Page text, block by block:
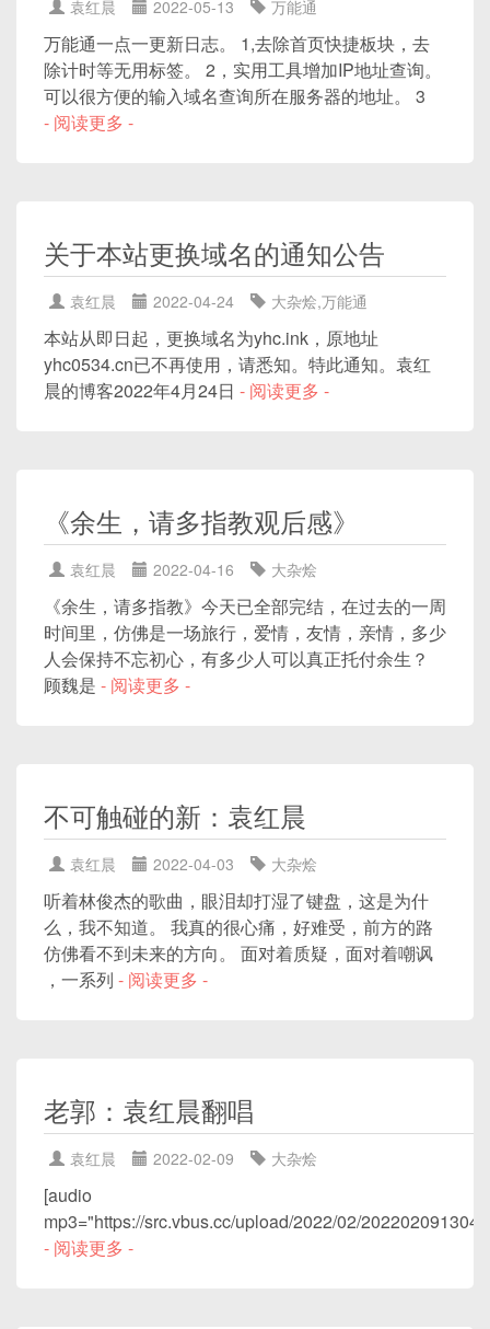
袁红晨 2022-05-13 万能通
万能通一点一更新日志。 1,去除首页快捷板块，去
除计时等无用标签。 2，实用工具增加IP地址查询。
可以很方便的输入域名查询所在服务器的地址。 3
- 阅读更多 -
关于本站更换域名的通知公告
袁红晨 2022-04-24 大杂烩,万能通
本站从即日起，更换域名为yhc.ink，原地址
yhc0534.cn已不再使用，请悉知。特此通知。袁红
晨的博客2022年4月24日 - 阅读更多 -
《余生，请多指教观后感》
袁红晨 2022-04-16 大杂烩
《余生，请多指教》今天已全部完结，在过去的一周
时间里，仿佛是一场旅行，爱情，友情，亲情，多少
人会保持不忘初心，有多少人可以真正托付余生？ ​
顾魏是 - 阅读更多 -
不可触碰的新：袁红晨
袁红晨 2022-04-03 大杂烩
听着林俊杰的歌曲，眼泪却打湿了键盘，这是为什
么，我不知道。 我真的很心痛，好难受，前方的路
仿佛看不到未来的方向。 面对着质疑，面对着嘲讽
，一系列 - 阅读更多 -
老郭：袁红晨翻唱
袁红晨 2022-02-09 大杂烩
[audio
mp3="https://src.vbus.cc/upload/2022/02/
- 阅读更多 -